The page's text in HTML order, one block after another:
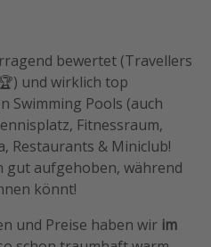
bewertet (Travellers
und wirklich top
Swimming Pools (auch
Fitnessraum,
Restaurants & Miniclub!
gut aufgehoben, während
könnt!
und Preise haben wir im